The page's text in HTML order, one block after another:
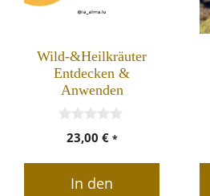
Wild-&Heilkräuter
Entdecken &
Anwenden
23,00 € *
In den